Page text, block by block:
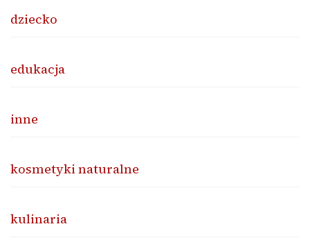
dziecko
edukacja
inne
kosmetyki naturalne
kulinaria